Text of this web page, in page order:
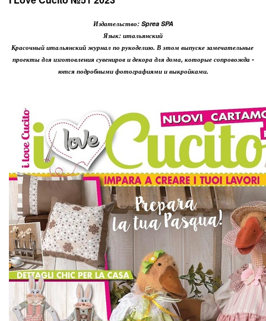
Издательство: Sprea SPA
Язык: итальянский
Красочный итальянский журнал по рукоделию. В этом выпуске замечательные
проекты для изготовления сувениров и декора для дома, которые сопровожда -
ются подробными фотографиями и выкройками.